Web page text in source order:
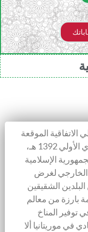
الموقعة
في انواكشوط بتاريخ 8 جمادي الأولي 1392 هـ،
06/20 بين الجمهورية الإسلامية
الخارجي لغرض
الشقيقين
بارزة من معالم
توفير المناخ
في موريتانيا ألا